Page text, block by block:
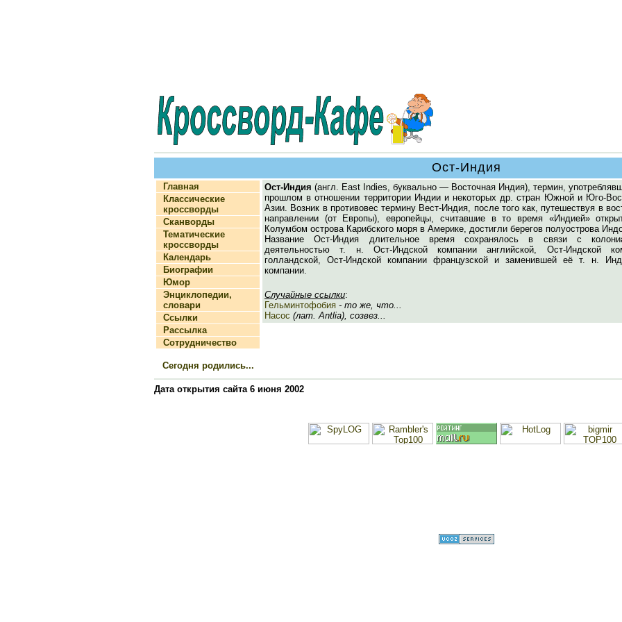
Ост-Индия
Главная
Классические
кроссворды
Сканворды
Тематические
кроссворды
Календарь
Биографии
Юмор
Энциклопедии,
словари
Ссылки
Рассылка
Сотрудничество
Сегодня родились...
Ост-Индия (англ. East Indies, буквально — Восточная Индия), термин,
прошлом в отношении территории Индии и некоторых др. стран Южной и Юго-
Азии. Возник в противовес термину Вест-Индия, после того как, путешествуя в
направлении (от Европы), европейцы, считавшие в то время «Индией»
Колумбом острова Карибского моря в Америке, достигли берегов полуострова
Название Ост-Индия длительное время сохранялось в связи с
деятельностью т. н. Ост-Индской компании английской, Ост-Индской
голландской, Ост-Индской компании французской и заменившей её т. н.
компании.
Случайные ссылки:
Гельминтофобия - то же, что...
Насос (лат. Antlia), созвез...
Дата открытия сайта 6 июня 2002